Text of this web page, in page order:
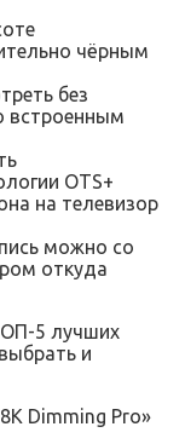
чёрным
без
встроенным
OTS+
на телевизор
можно со
откуда
5 лучших
и
Dimming Pro»